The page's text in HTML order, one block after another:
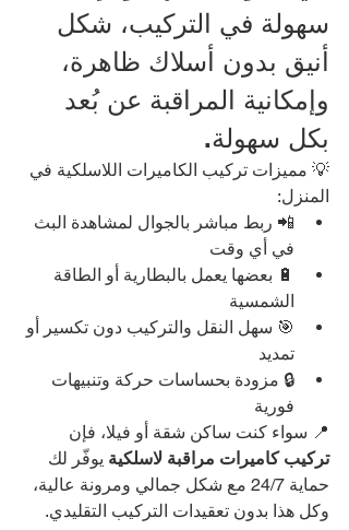
سهولة في التركيب، شكل
أنيق بدون أسلاك ظاهرة،
وإمكانية المراقبة عن بُعد
بكل سهولة.
💡 مميزات تركيب الكاميرات اللاسلكية في
المنزل:
📲 ربط مباشر بالجوال لمشاهدة البث
في أي وقت
🔋 بعضها يعمل بالبطارية أو الطاقة
الشمسية
🎯 سهل النقل والتركيب دون تكسير أو
تمديد
🔒 مزودة بحساسات حركة وتنبيهات
فورية
📍 سواء كنت ساكن شقة أو فيلا، فإن
تركيب كاميرات مراقبة لاسلكية يوفّر لك
حماية 24/7 مع شكل جمالي ومرونة عالية،
وكل هذا بدون تعقيدات التركيب التقليدي.